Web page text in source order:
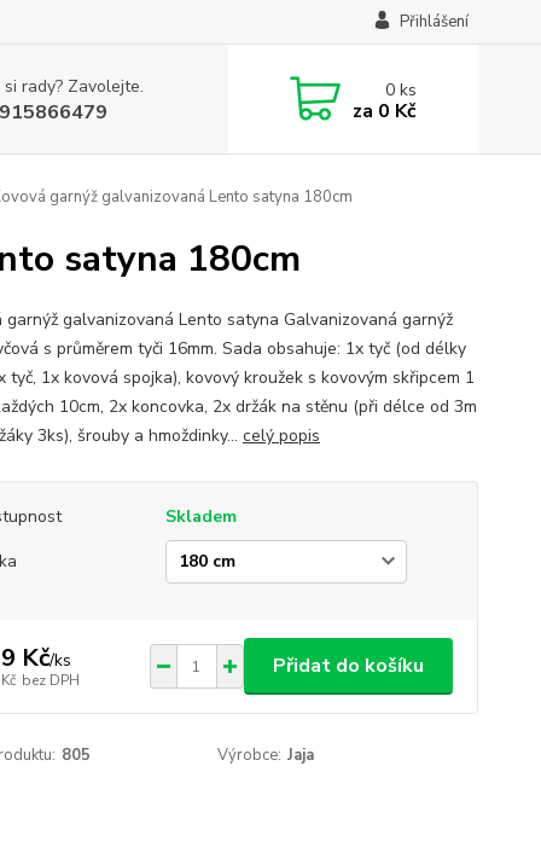
Přihlášení
rady? Zavolejte. 0ks
za 0 Kč
garnýž galvanizovaná Lento satyna 180cm
satyna 180cm
garnýž galvanizovaná Lento satyna Galvanizovaná garnýž
s průměrem tyči 16mm. Sada obsahuje: 1x tyč (od délky
tyč, 1x kovová spojka), kovový kroužek s kovovým skřipcem 1
10cm, 2x koncovka, 2x držák na stěnu (při délce od 3m
3ks), šrouby a hmoždinky... celý popis
Skladem
Kč/ks
bez DPH
Přidat do košíku
805 Výrobce: Jaja